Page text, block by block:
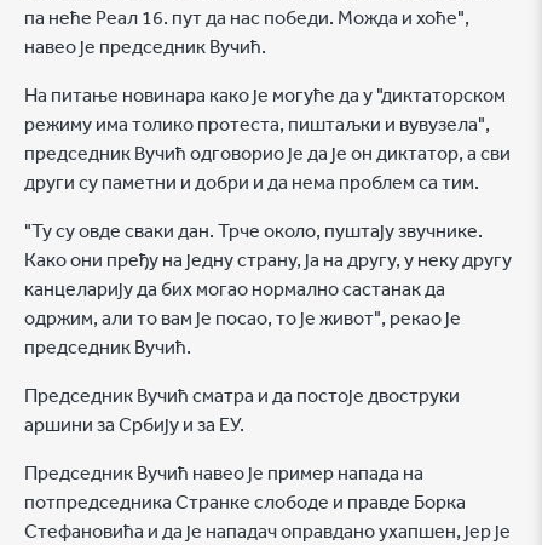
па неће Реал 16. пут да нас победи. Можда и хоће",
навео је председник Вучић.
На питање новинара како је могуће да у "диктаторском
режиму има толико протеста, пиштаљки и вувузела",
председник Вучић одговорио је да је он диктатор, а сви
други су паметни и добри и да нема проблем са тим.
"Ту су овде сваки дан. Трче около, пуштају звучнике.
Како они пређу на једну страну, ја на другу, у неку другу
канцеларију да бих могао нормално састанак да
одржим, али то вам је посао, то је живот", рекао је
председник Вучић.
Председник Вучић сматра и да постоје двоструки
аршини за Србију и за ЕУ.
Председник Вучић навео је пример напада на
потпредседника Странке слободе и правде Борка
Стефановића и да је нападач оправдано ухапшен, јер је